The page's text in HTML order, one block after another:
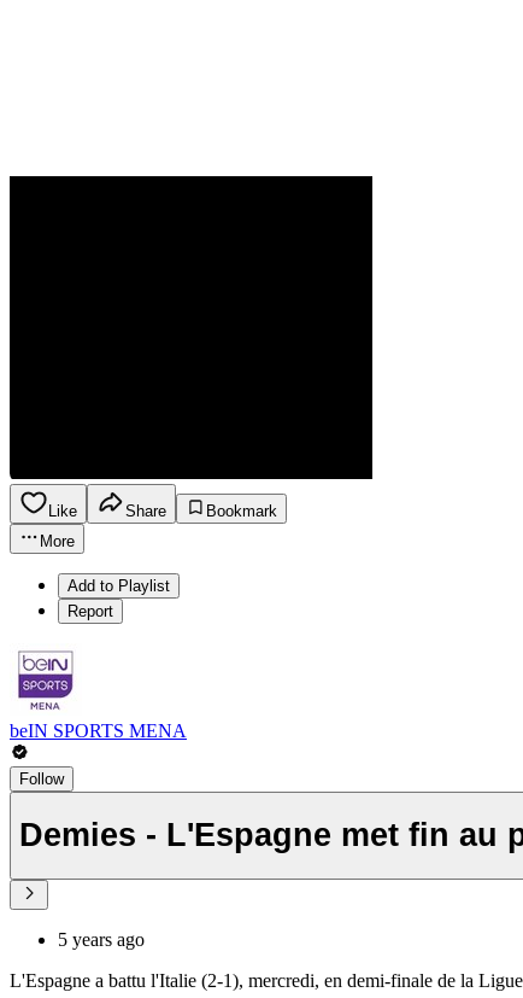
Like Share
Bookmark
More
Add to Playlist
Report
beIN SPORTS MENA
Follow
Demies - L'Espagne met fin au
5 years ago
L'Espagne a battu l'Italie (2-1), mercredi, en demi-finale de la